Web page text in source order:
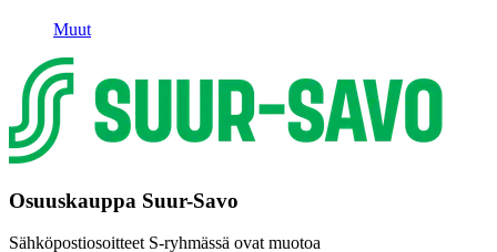
Muut
Osuuskauppa Suur-Savo
Sähköpostiosoitteet S-ryhmässä ovat muotoa